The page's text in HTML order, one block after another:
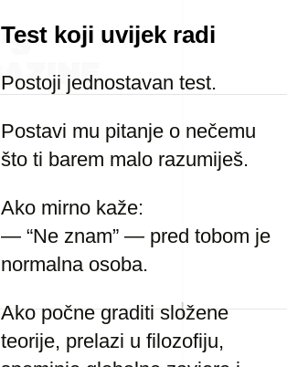
Test koji uvijek radi
Postoji jednostavan test.
Postavi mu pitanje o nečemu
što ti barem malo razumiješ.
Ako mirno kaže:
— “Ne znam” — pred tobom je
normalna osoba.
Ako počne graditi složene
teorije, prelazi u filozofiju,